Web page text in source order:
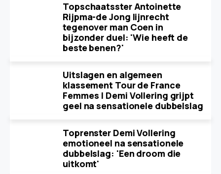
Topschaatsster Antoinette
Rijpma-de Jong lijnrecht
tegenover man Coen in
bijzonder duel: 'Wie heeft de
beste benen?'
Uitslagen en algemeen
klassement Tour de France
Femmes | Demi Vollering grijpt
geel na sensationele dubbelslag
Toprenster Demi Vollering
emotioneel na sensationele
dubbelslag: 'Een droom die
uitkomt'